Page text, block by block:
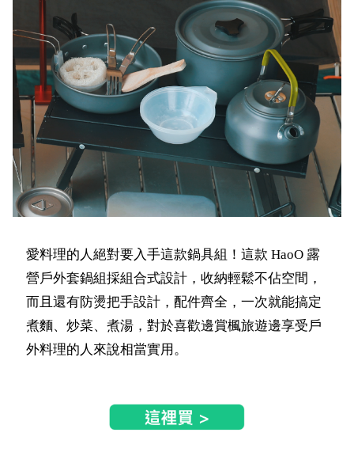
愛料理的人絕對要入手這款鍋具組！這款 HaoO 露
營戶外套鍋組採組合式設計，收納輕鬆不佔空間，
而且還有防燙把手設計，配件齊全，一次就能搞定
煮麵、炒菜、煮湯，對於喜歡邊賞楓旅遊邊享受戶
外料理的人來說相當實用。